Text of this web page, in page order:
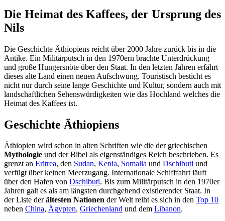
Die Heimat des Kaffees, der Ursprung des
Nils
Die Geschichte Äthiopiens reicht über 2000 Jahre zurück bis in die
Antike. Ein Militärputsch in den 1970ern brachte Unterdrückung
und große Hungersnöte über den Staat. In den letzten Jahren erfährt
dieses alte Land einen neuen Aufschwung. Touristisch besticht es
nicht nur durch seine lange Geschichte und Kultur, sondern auch mit
landschaftlichen Sehenswürdigkeiten wie das Hochland welches die
Heimat des Kaffees ist.
Geschichte Äthiopiens
Äthiopien wird schon in alten Schriften wie die der griechischen
Mythologie und der Bibel als eigenständiges Reich beschrieben. Es
grenzt an Eritrea, den Sudan, Kenia, Somalia und Dschibuti und
verfügt über keinen Meerzugang. Internationale Schifffahrt läuft
über den Hafen von Dschibuti. Bis zum Militärputsch in den 1970er
Jahren galt es als am längsten durchgehend existierender Staat. In
der Liste derältesten Nationen der Welt reiht es sich in den Top 10
neben China, Ägypten, Griechenland und dem Libanon.